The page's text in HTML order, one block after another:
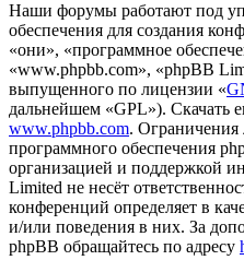
Наши форумы работают под
обеспечения для создания
«они», «программное
«www.phpbb.com», «phpBB
выпущенного по лицензии «
дальнейшем «GPL»). Скачать
www.phpbb.com. Ограничения
программного обеспечения
организацией и поддержкой
Limited не несёт
конференций определяет в
и/или поведения в них. За
phpBB обращайтесь по адресу